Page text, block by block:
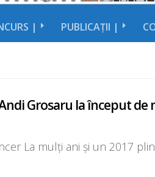
| PUBLICAȚII |
Grosaru la început de
La mulți ani și un 2017